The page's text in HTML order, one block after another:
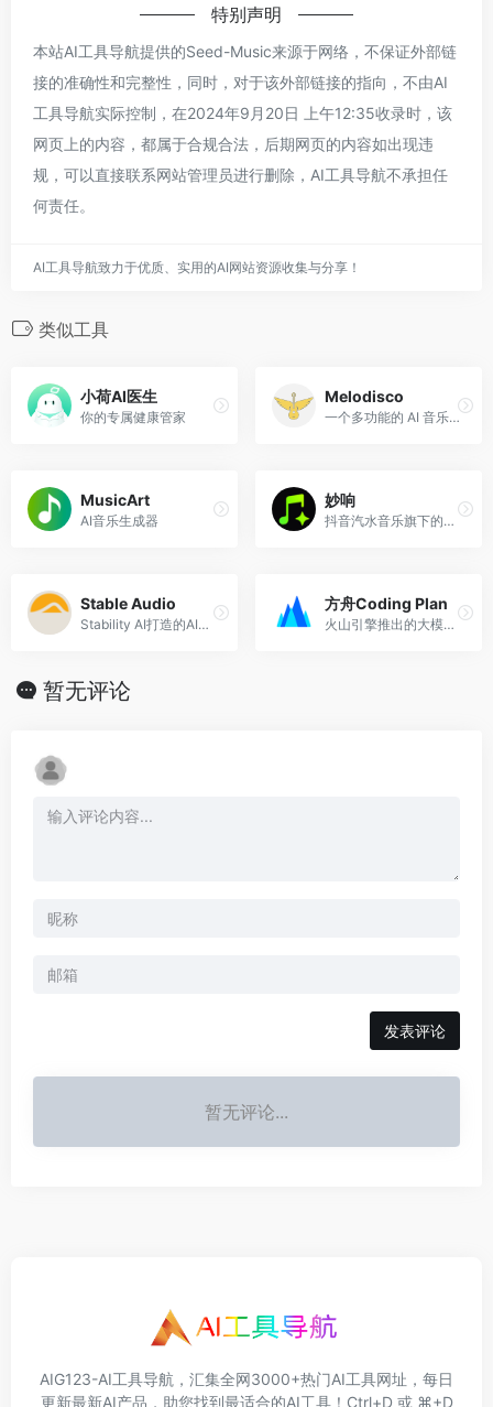
特别声明
本站AI工具导航提供的Seed-Music来源于网络，不保证外部链
接的准确性和完整性，同时，对于该外部链接的指向，不由AI
工具导航实际控制，在2024年9月20日 上午12:35收录时，该
网页上的内容，都属于合规合法，后期网页的内容如出现违
规，可以直接联系网站管理员进行删除，AI工具导航不承担任
何责任。
AI工具导航致力于优质、实用的AI网站资源收集与分享！
类似工具
小荷AI医生
你的专属健康管家
Melodisco
一个多功能的 AI 音乐播放器和生成器
MusicArt
AI音乐生成器
妙响
抖音汽水音乐旗下的一站式AI音乐创作发行平台
Stable Audio
Stability AI打造的AI音乐生成产品，输入文本可以直接生成20多种背景音乐。
方舟Coding Plan
火山引擎推出的大模型API聚合订阅服务
暂无评论
发表评论
暂无评论...
AIG123-AI工具导航，汇集全网3000+热门AI工具网址，每日
更新最新AI产品，助您找到最适合的AI工具！Ctrl+D 或 ⌘+D